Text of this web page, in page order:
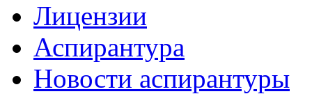
Лицензии
Аспирантура
Новости аспирантуры